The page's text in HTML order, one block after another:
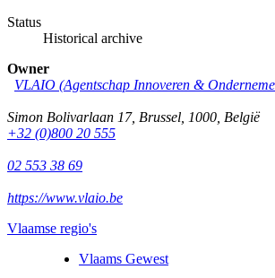
Status
Historical archive
Owner
VLAIO (Agentschap Innoveren &
Simon Bolivarlaan 17, Brussel 1000 België
+32 (0)800 20 555
02 553 38 69
https://www.vlaio.be
Vlaamse regio's
Vlaams Gewest